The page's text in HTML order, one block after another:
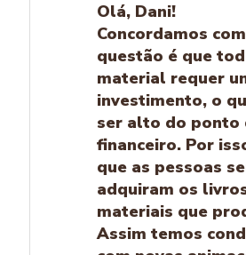
Olá, Dani!
Concordamos
questão é que
material requer
investimento, o
ser alto do ponto
financeiro. Por
que as pessoas
adquiram os
materiais que
Assim temos